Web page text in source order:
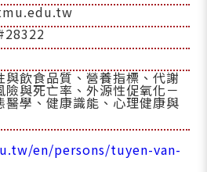
與飲食品質、營養指標、代謝
與死亡率、外源性促氧化－
學、健康識能、心理健康與
en/persons/tuyen-van-